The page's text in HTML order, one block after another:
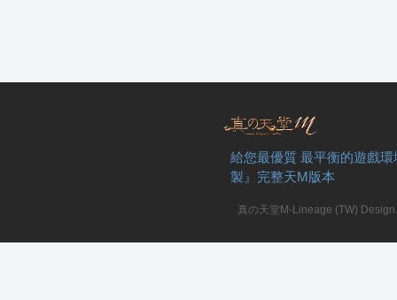
給您最優質 最平衡的遊戲
製』完整天M版本
真の天堂M-Lineage (TW)